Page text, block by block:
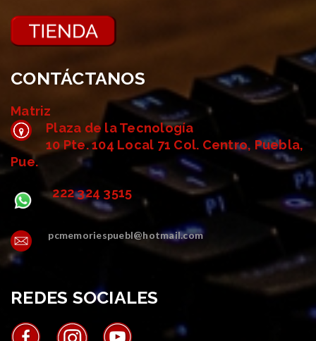
CONTÁCTANOS
Matriz
Plaza de la Tecnología
10 Pte. 104 Local 71 Col. Centro, Puebla,
Pue.
222 324 3515
pcmemoriespuebl@hotmail.com
REDES SOCIALES